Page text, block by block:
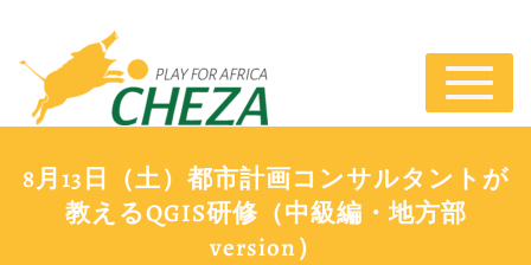
ナ
ビ
ゲ
シ
8月13日（土）都市計画コンサルタントが
教えるQGIS研修（中級編・地方部
version）